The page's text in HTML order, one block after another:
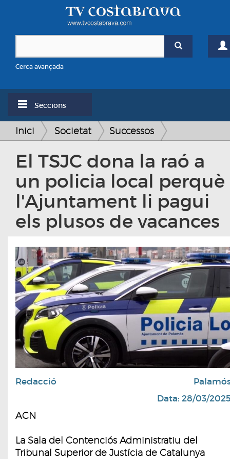
Cerca avançada
Seccions
Inici Societat Successos
El TSJC dona la raó a
un policia local perquè
l'Ajuntament li pagui
els plusos de vacances
Redacció
Data: 28/03/
ACN
La Sala del Contenciós Administratiu del
Tribunal Superior de Justícia de Catalunya